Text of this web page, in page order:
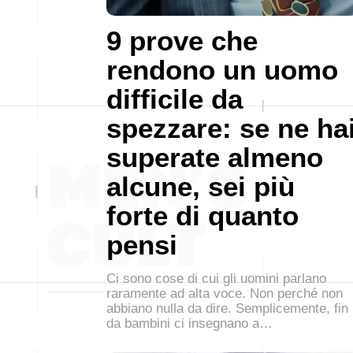
9 prove che
rendono un uomo
difficile da
spezzare: se ne
superate almeno
alcune, sei più
forte di quanto
pensi
Ci sono cose di cui gli uomini parlano
raramente ad alta voce. Non perché non
abbiano nulla da dire. Semplicemente, fin
da bambini ci insegnano a…